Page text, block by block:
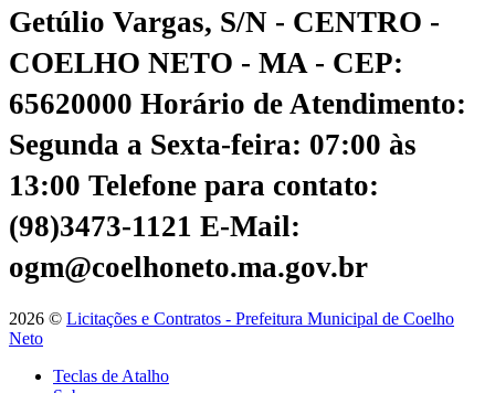
Getúlio Vargas, S/N - CENTRO -
COELHO NETO - MA - CEP:
65620000 Horário de Atendimento:
Segunda a Sexta-feira: 07:00 às
13:00 Telefone para contato:
(98)3473-1121 E-Mail:
ogm@coelhoneto.ma.gov.br
2026 © Licitações e Contratos - Prefeitura Municipal de Coelho
Neto
Teclas de Atalho